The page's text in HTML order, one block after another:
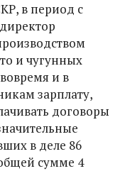
в период с
и чугунных
и в
зарплату,
договоры
в деле 86
сумме 4